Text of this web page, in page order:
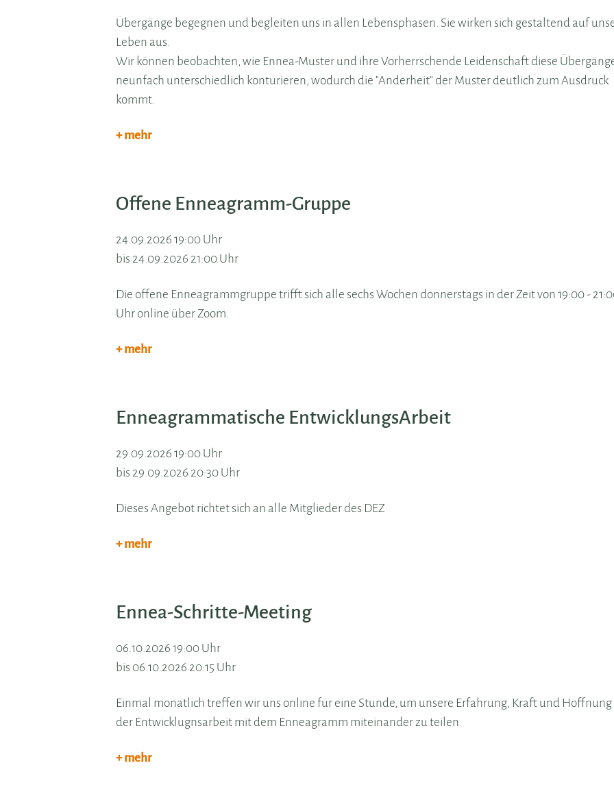
Übergänge begegnen und begleiten uns in allen Lebensphasen. Sie wirken sich gestaltend auf
Leben aus.
Wir können beobachten, wie Ennea-Muster und ihre Vorherrschende Leidenschaft diese
neunfach unterschiedlich konturieren, wodurch die "Anderheit" der Muster deutlich zum Ausdruck
kommt.
+ mehr
Offene Enneagramm-Gruppe
24.09.2026 19:00 Uhr
bis 24.09.2026 21:00 Uhr
Die offene Enneagrammgruppe trifft sich alle sechs Wochen donnerstags in der Zeit von 19:00 -
Uhr online über Zoom.
+ mehr
Enneagrammatische EntwicklungsArbeit
29.09.2026 19:00 Uhr
bis 29.09.2026 20:30 Uhr
Dieses Angebot richtet sich an alle Mitglieder des DEZ
+ mehr
Ennea-Schritte-Meeting
06.10.2026 19:00 Uhr
bis 06.10.2026 20:15 Uhr
Einmal monatlich treffen wir uns online für eine Stunde, um unsere Erfahrung, Kraft und Hoffnung
der Entwicklugnsarbeit mit dem Enneagramm miteinander zu teilen.
+ mehr